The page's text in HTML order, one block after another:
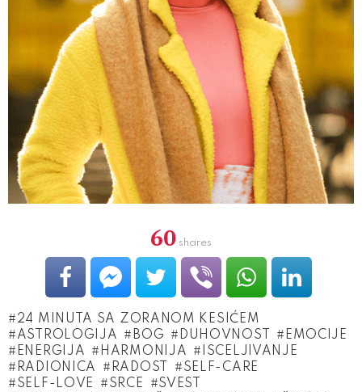
60 shares
24 MINUTA SA ZORANOM KESIĆEM
ASTROLOGIJA
BOG DUHOVNOST
EMOCIJE
ENERGIJA
HARMONIJA
ISCELJIVANJE
RADIONICA
RADOST
SELF-CARE
SELF-LOVE
SRCE
SVEST